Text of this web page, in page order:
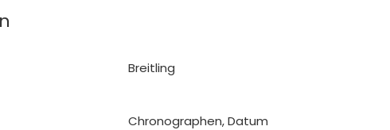
Breitling
Chronographen, Datum